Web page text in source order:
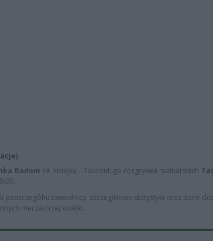
Radom (4. kolejka - TauronLiga rozgrywek siatkarskich
zawodnicy, szczegółowe statystyki oraz dane
meczach tej kolejki.